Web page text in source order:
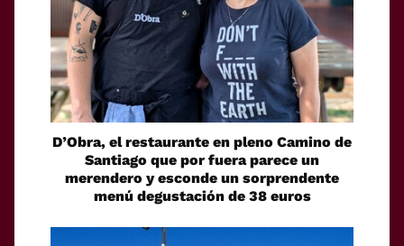
D’Obra, el restaurante en pleno Camino de
Santiago que por fuera parece un
merendero y esconde un sorprendente
menú degustación de 38 euros